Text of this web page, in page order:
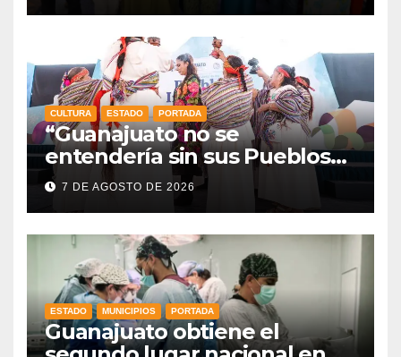
CULTURA ESTADO PORTADA
“Guanajuato no se
entendería sin sus Pueblos
Indígenas”: Libia Dennise
fortalece el orgullo del
7 DE AGOSTO DE 2026
ESTADO MUNICIPIOS PORTADA
Guanajuato obtiene el